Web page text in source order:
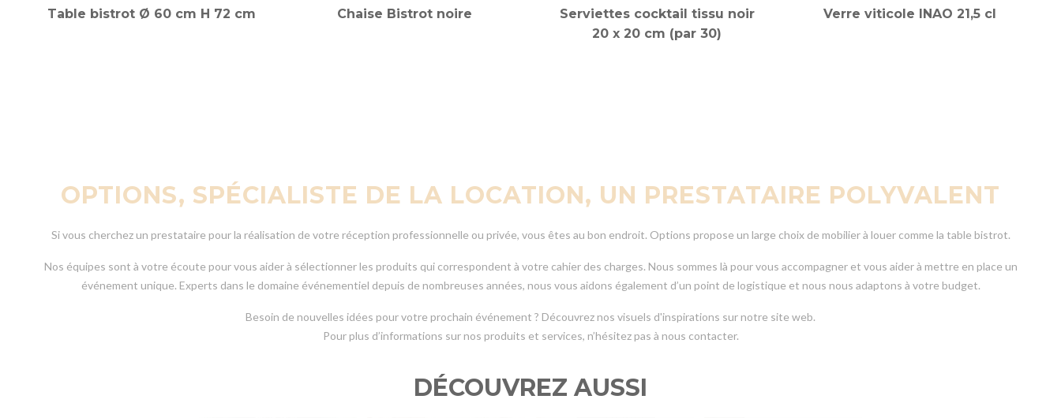
Table bistrot Ø 60 cm H 72 cm Chaise Bistrot noire
Serviettes cocktail tissu noir
20 x 20 cm (par 30)
Verre viticole INAO 21,5 cl
OPTIONS, SPÉCIALISTE DE LA LOCATION, UN PRESTATAIRE POLYVALENT
Si vous cherchez un prestataire pour la réalisation de votre réception professionnelle ou privée, vous êtes au bon endroit. Options propose un large choix de mobilier à louer comme la table bistrot.
Nos équipes sont à votre écoute pour vous aider à sélectionner les produits qui correspondent à votre cahier des charges. Nous sommes là pour vous accompagner et vous aider à mettre en place un
événement unique. Experts dans le domaine événementiel depuis de nombreuses années, nous vous aidons également d’un point de logistique et nous nous adaptons à votre budget.
Besoin de nouvelles idées pour votre prochain événement ? Découvrez nos visuels d'inspirations sur notre site web.
Pour plus d’informations sur nos produits et services, n’hésitez pas à nous contacter.
DÉCOUVREZ AUSSI